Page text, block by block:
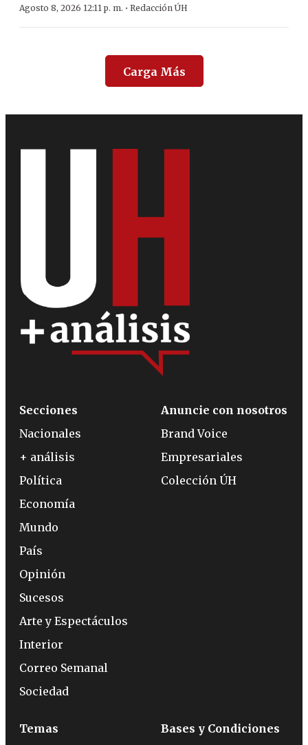
Agosto 8, 2026 12:11 p. m. · Redacción ÚH
Carga Más
Secciones
Nacionales
+ análisis
Política
Economía
Mundo
País
Opinión
Sucesos
Arte y Espectáculos
Interior
Correo Semanal
Sociedad
Anuncie con nosotros
Brand Voice
Empresariales
Colección ÚH
Temas
Bases y Condiciones